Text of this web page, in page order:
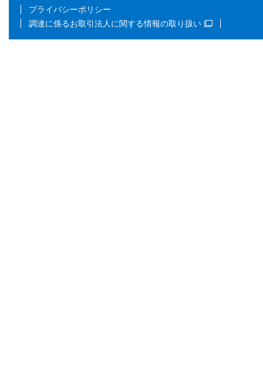
プライバシーポリシー
調達に係るお取引法人に関する情報の取り扱い